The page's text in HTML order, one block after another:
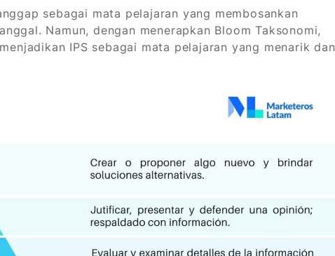
sebagai mata pelajaran yang membosankan
Namun, dengan menerapkan Bloom Taksonomi,
IPS sebagai mata pelajaran yang menarik dan